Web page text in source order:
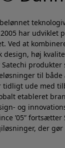
har udviklet
Ved at
design, høj
produkter
til både
tidligt ude med
etableret
og
’05”
der